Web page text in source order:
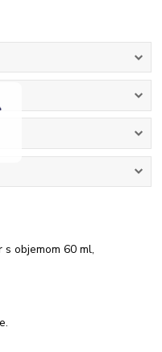
objemom 60 ml,